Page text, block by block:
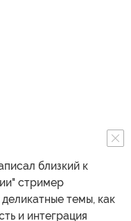
близкий к
стример
темы, как
и интеграция